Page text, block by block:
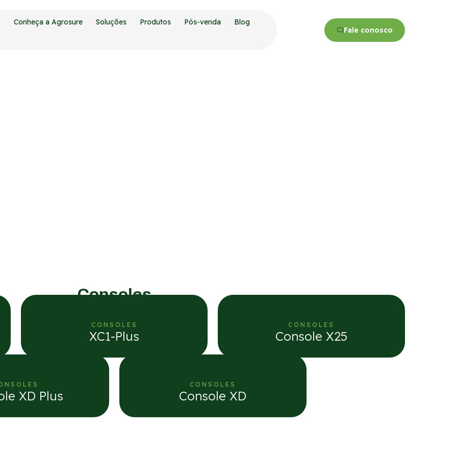
Conheça a Agrosure Soluções Produtos Pós-venda
Blog
Fale conosco
Consoles
CONSOLES
XC1-Plus
CONSOLES
Console X25
XD Plus
CONSOLES
Console XD